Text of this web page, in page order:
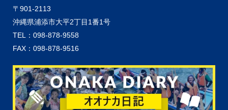
〒901-2113
沖縄県浦添市大平2丁目1番1号
TEL：098-878-9558
FAX：098-878-9516